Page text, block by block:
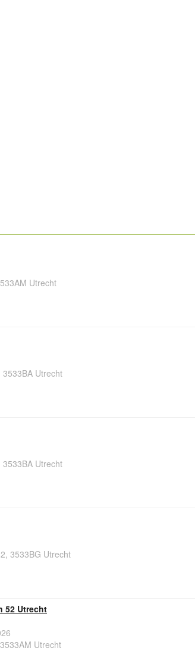
Utrecht
3533BA Utrecht
3533BA Utrecht
3533BG Utrecht
52 Utrecht
Utrecht